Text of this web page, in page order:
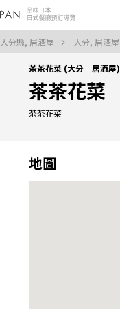
大分縣, 居酒屋 大分, 居酒屋
茶茶花菜 (大分｜居酒屋)
茶茶花菜
茶茶花菜
地圖